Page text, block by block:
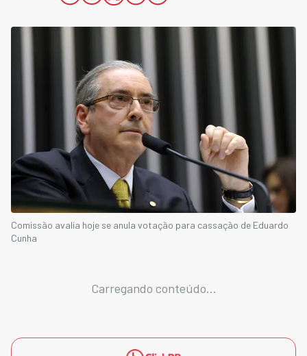
Comissão avalia hoje se anula votação para cassação de Eduardo
Cunha
Carregando conteúdo...